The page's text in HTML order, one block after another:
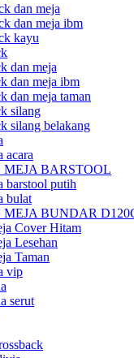
dan meja
dan meja ibm
kayu
dan meja
dan meja ibm
dan meja taman
silang
silang belakang
acara
BARSTOOL
barstool putih
bulat
BUNDAR
Cover Hitam
Lesehan
Taman
vip
serut